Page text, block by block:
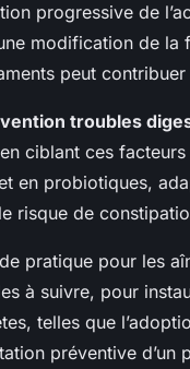
progressive de
modification de
peut
troubles
ciblant ces
en probiotiques,
risque de
pratique pour les
à suivre, pour
telles que
préventive d’un